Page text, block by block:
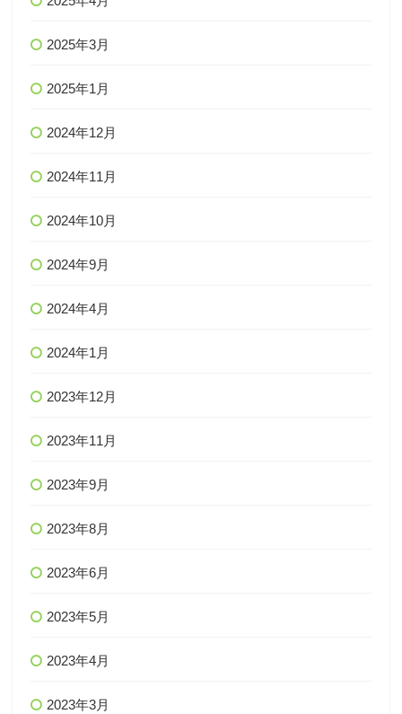
2025年3月
2025年1月
2024年12月
2024年11月
2024年10月
2024年9月
2024年4月
2024年1月
2023年12月
2023年11月
2023年9月
2023年8月
2023年6月
2023年5月
2023年4月
2023年3月